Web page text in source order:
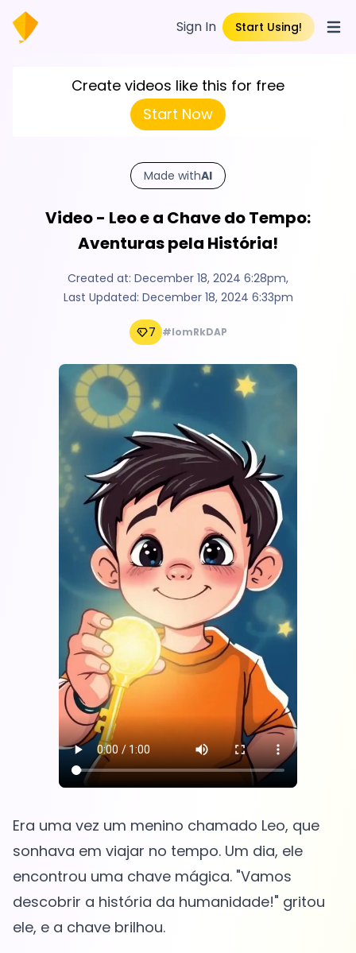
Sign In Start Using!
Create videos like this for free
Start Now
Made withAI
Video - Leo e a Chave do Tempo:
Aventuras pela História!
Created at: December 18, 2024 6:28pm,
Last Updated: December 18, 2024 6:33pm
7 #lomRkDAP
Era uma vez um menino chamado Leo, que
sonhava em viajar no tempo. Um dia, ele
encontrou uma chave mágica. "Vamos
descobrir a história da humanidade!" gritou
ele, e a chave brilhou.